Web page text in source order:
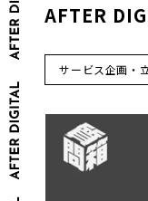
AFTER
サービス企画・